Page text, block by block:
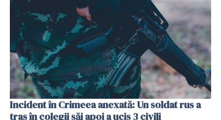
Incident în Crimeea anexată: Un soldat rus a
tras în colegii săi apoi a ucis 3 civili